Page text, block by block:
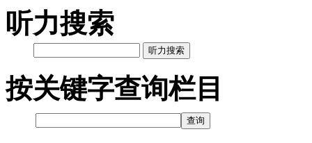
听力搜索
听力搜索
按关键字查询栏目